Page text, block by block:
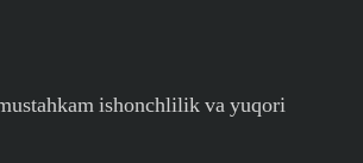
ishonchlilik va yuqori